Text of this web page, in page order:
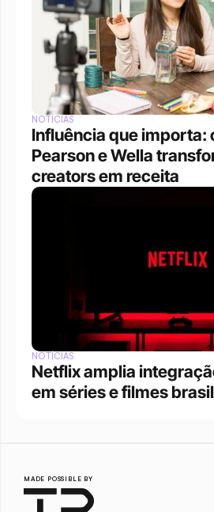
NOTÍCIAS
Influência que importa:
Pearson e Wella
creators em receita
NOTÍCIAS
Netflix amplia
em séries e filmes
MADE POSSIBLE BY